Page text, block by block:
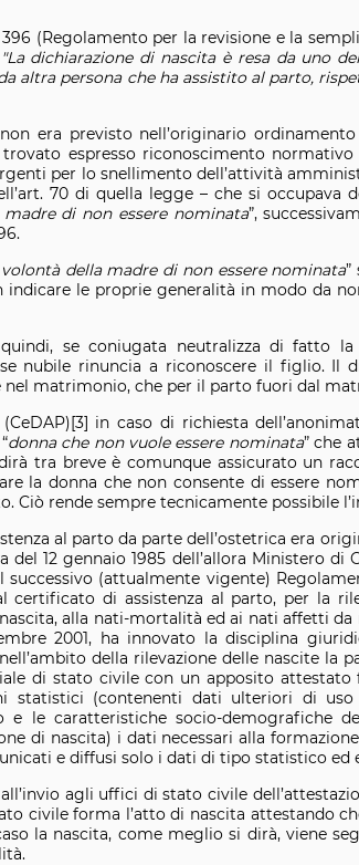
396 (Regolamento per la revisione e la
"La dichiarazione di nascita è resa da uno
altra persona che ha assistito al parto,
era previsto nell’originario
espresso riconoscimento
per lo snellimento dell’attività
70 di quella legge – che si occupava
di non essere nominata”,
della madre di non essere nominata”
indicare le proprie generalità in modo da
se coniugata neutralizza di fatto
nubile rinuncia a riconoscere il figlio. Il
nel matrimonio, che per il parto fuori dal
in caso di richiesta
donna che non vuole essere nominata” che
tra breve è comunque assicurato un
la donna che non consente di essere
Ciò rende sempre tecnicamente possibile
al parto da parte dell’ostetrica era
del 12 gennaio 1985 dell’allora Ministero di
successivo (attualmente vigente)
certificato di assistenza al parto, per la
alla nati-mortalità ed ai nati affetti
2001, ha innovato la disciplina
della rilevazione delle nascite la
di stato civile con un apposito attestato
statistici (contenenti dati ulteriori di uso
e le caratteristiche socio-demografiche
di nascita) i dati necessari alla
e diffusi solo i dati di tipo statistico ed
agli uffici di stato civile
civile forma l’atto di nascita attestando
la nascita, come meglio si dirà, viene